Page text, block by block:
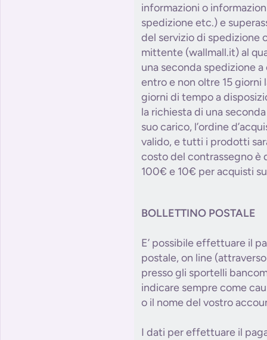
informazioni o
spedizione etc.) e
del servizio di spedizione
mittente (wallmall.it) al
una seconda spedizione
entro e non oltre 15 giorni
giorni di tempo a
la richiesta di una
suo carico, l’ordine
valido, e tutti i prodotti
costo del contrassegno è
100€ e 10€ per acquisti
BOLLETTINO POSTALE
E’ possibile effettuare il
postale, on line
presso gli sportelli
indicare sempre come
o il nome del vostro
I dati per effettuare il